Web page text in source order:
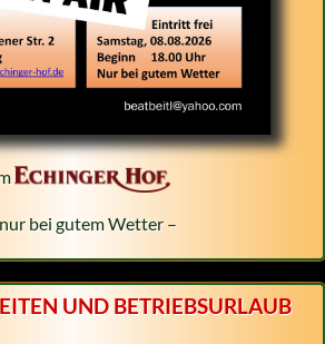
bei gutem Wetter –
UND BETRIEBSURLAUB